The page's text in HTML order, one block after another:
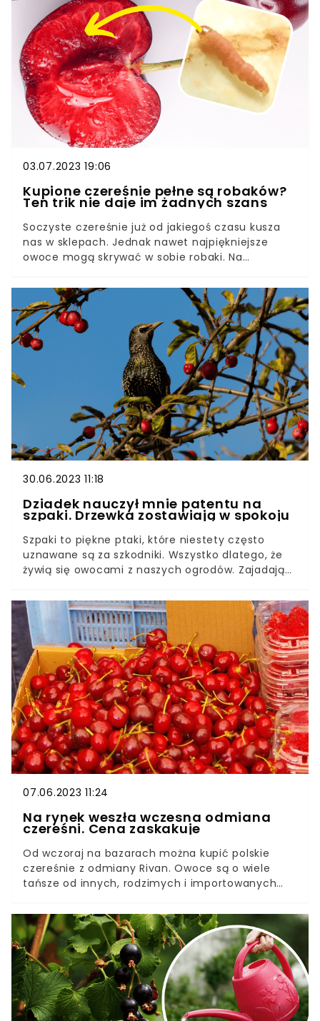
03.07.2023 19:06
Kupione czereśnie pełne są robaków?
Ten trik nie daje im żadnych szans
Soczyste czereśnie już od jakiegoś czasu kusza
nas w sklepach. Jednak nawet najpiękniejsze
owoce mogą skrywać w sobie robaki. Na
pozbycie się robaków z czereśni już na etapie
mycia.Jak to zrobić? To niezwykle proste.
30.06.2023 11:18
Dziadek nauczył mnie patentu na
szpaki. Drzewka zostawiają w spokoju
Szpaki to piękne ptaki, które niestety często
uznawane są za szkodniki. Wszystko dlatego, że
żywią się owocami z naszych ogrodów. Zajadają
przez to bardzo słabe, a nadgryzione owoce
często zaczynają się później psuć. Jak możemy
odstraszyć ptaki? Mój dziadek miał sprawdzony
sposób na te ptaki. Szpaki omijają jego sad z
daleka.
07.06.2023 11:24
Na rynek weszła wczesna odmiana
czereśni. Cena zaskakuje
Od wczoraj na bazarach można kupić polskie
czereśnie z odmiany Rivan. Owoce są o wiele
tańsze od innych, rodzimych i importowanych
kosztują czereśnie? Cena pozytywnie Cię
zaskoczy.